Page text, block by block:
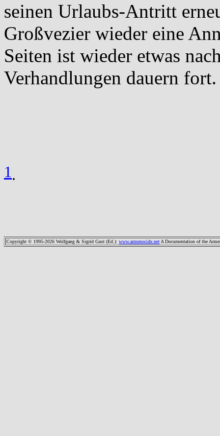
seinen Urlaubs-Antritt
Großvezier wieder eine
Seiten ist wieder etwas
Verhandlungen dauern fort.
1.
Copyright © 1995-2026 Wolfgang & Sigrid Gust (Ed.): www.armenocide.netA Documentation of the